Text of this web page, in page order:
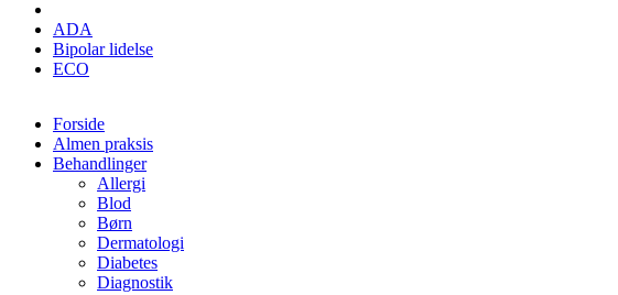
ADA
Bipolar lidelse
ECO
Forside
Almen praksis
Behandlinger
Allergi
Blod
Børn
Dermatologi
Diabetes
Diagnostik